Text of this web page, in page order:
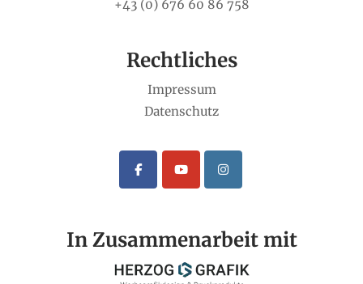
+43 (0) 676 60 86 758
Rechtliches
Impressum
Datenschutz
In Zusammenarbeit mit